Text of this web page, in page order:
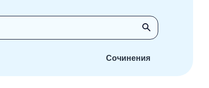
Сочинения